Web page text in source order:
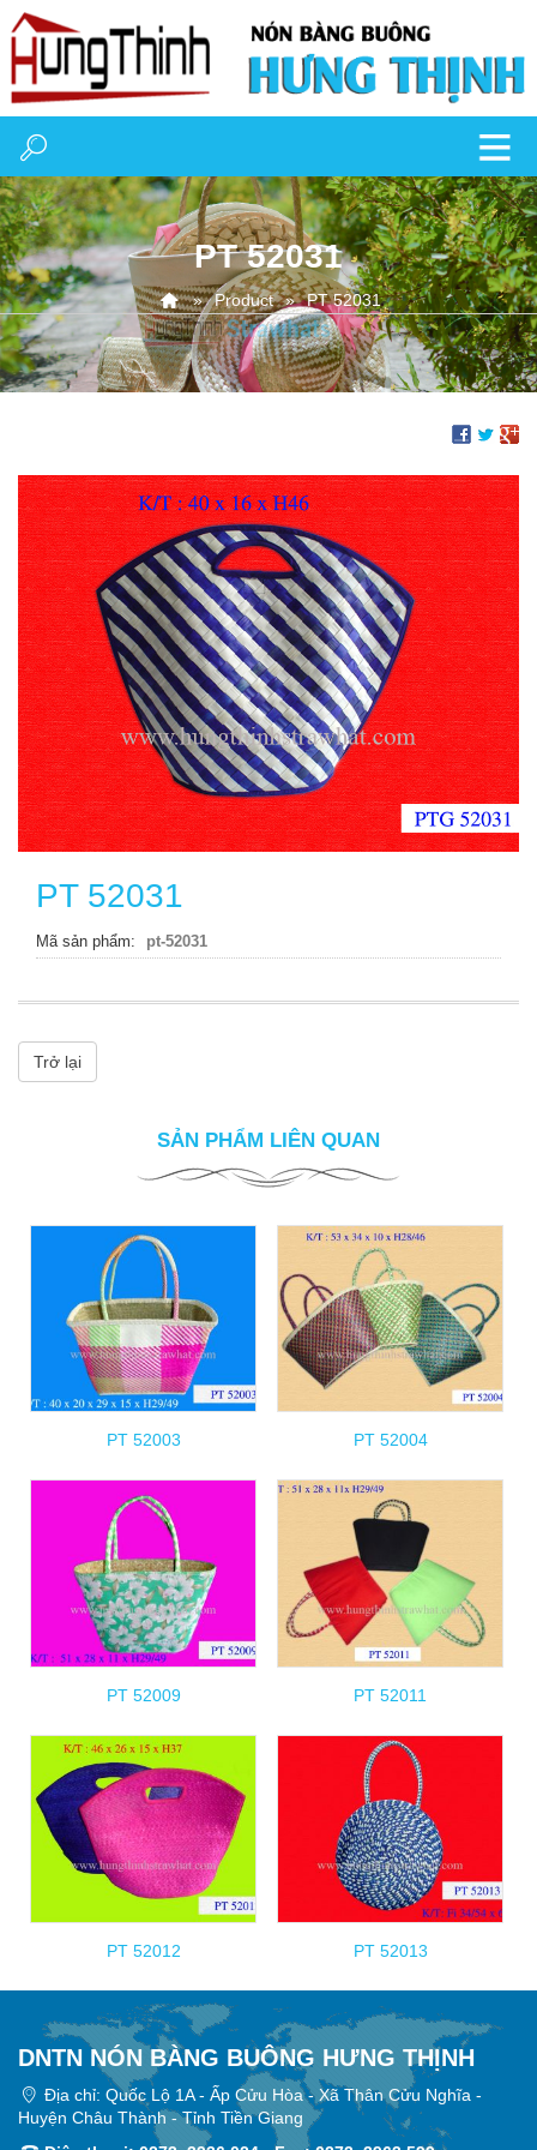
PT 52031
Product PT 52031
PT 52031
Mã sản phẩm pt-52031
Trở lại
SẢN PHẨM LIÊN QUAN
PT 52003 PT 52004
PT 52009 PT 52011
PT 52012 PT 52013
DNTN NÓN BÀNG BUÔNG HƯNG THỊNH
Địa chỉ: Quốc Lộ 1A - Ấp Cửu Hòa - Xã Thân Cửu Nghĩa -
Huyện Châu Thành - Tỉnh Tiền Giang